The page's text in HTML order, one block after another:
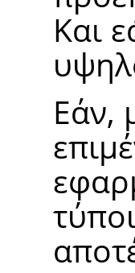
Και
Εάν,